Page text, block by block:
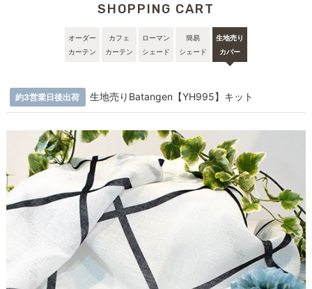
SHOPPING CART
オーダー
カーテン
カフェ
カーテン
ローマン
シェード
簡易
シェード
生地売り
カバー
約3営業日後出荷 生地売りBatangen【YH995】キット